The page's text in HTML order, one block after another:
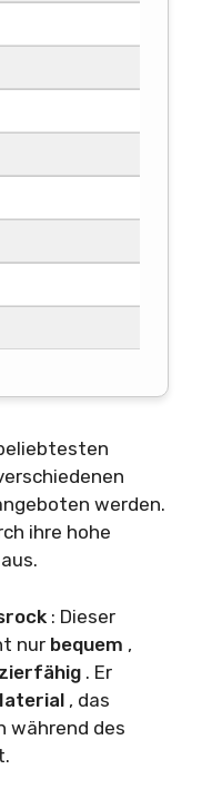
werden.
ihre hohe
: Dieser
nur bequem ,
. Er
, das
während des